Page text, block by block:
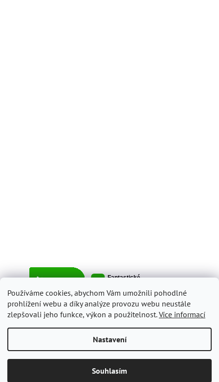
Používáme cookies, abychom Vám umožnili pohodlné
prohlížení webu a díky analýze provozu webu neustále
zlepšovali jeho funkce, výkon a použitelnost.Více informací
Nastavení
Souhlasím
Copyright 2026ItalyShop.cz. Všechna práva vyhrazena.Upravit
nastavení cookies